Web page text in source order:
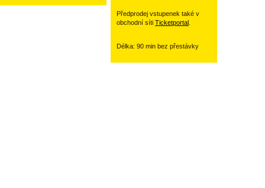
Předprodej vstupenek také v
obchodní síti Ticketportal
Délka: 90 min bez přestávky